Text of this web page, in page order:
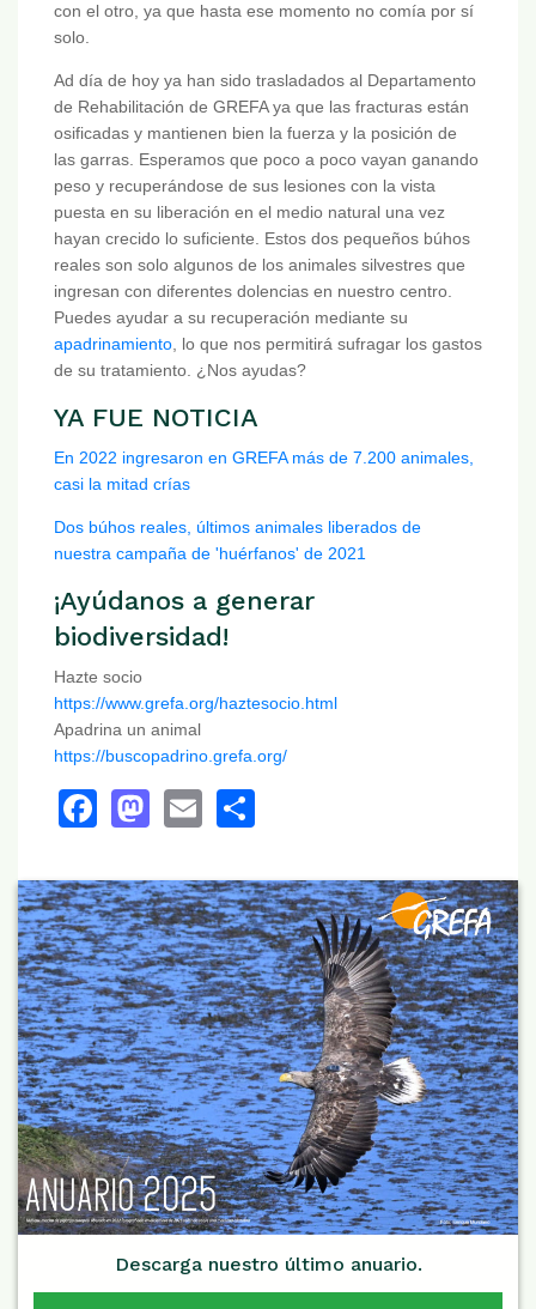
con el otro, ya que hasta ese momento no comía por sí
solo.
Ad día de hoy ya han sido trasladados al Departamento
de Rehabilitación de GREFA ya que las fracturas están
osificadas y mantienen bien la fuerza y la posición de
las garras. Esperamos que poco a poco vayan ganando
peso y recuperándose de sus lesiones con la vista
puesta en su liberación en el medio natural una vez
hayan crecido lo suficiente. Estos dos pequeños búhos
reales son solo algunos de los animales silvestres que
ingresan con diferentes dolencias en nuestro centro.
Puedes ayudar a su recuperación mediante su
apadrinamiento, lo que nos permitirá sufragar los gastos
de su tratamiento. ¿Nos ayudas?
YA FUE NOTICIA
En 2022 ingresaron en GREFA más de 7.200 animales,
casi la mitad crías
Dos búhos reales, últimos animales liberados de
nuestra campaña de 'huérfanos' de 2021
¡Ayúdanos a generar
biodiversidad!
Hazte socio
https://www.grefa.org/haztesocio.html
Apadrina un animal
https://buscopadrino.grefa.org/
Facebook
Mastodon
Email
Descarga nuestro último anuario.